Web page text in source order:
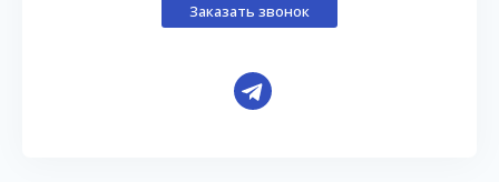
Заказать звонок